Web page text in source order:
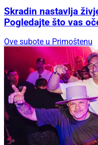
Skradin nastavlja
Pogledajte što vas
Ove subote u Primoštenu